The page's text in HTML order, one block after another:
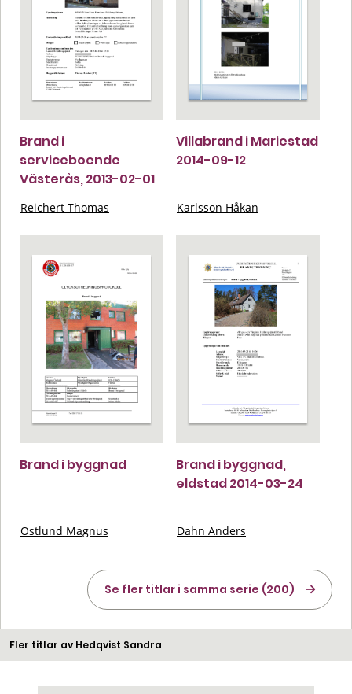
Brand i
serviceboende
Västerås, 2013-02-01
Reichert Thomas
Villabrand i Mariestad
2014-09-12
Karlsson Håkan
Brand i byggnad
Östlund Magnus
Brand i byggnad,
eldstad 2014-03-24
Dahn Anders
Se fler titlar i samma serie (200)
Fler titlar av Hedqvist Sandra